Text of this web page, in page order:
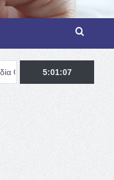
– TIF Fellowship
5:01:08